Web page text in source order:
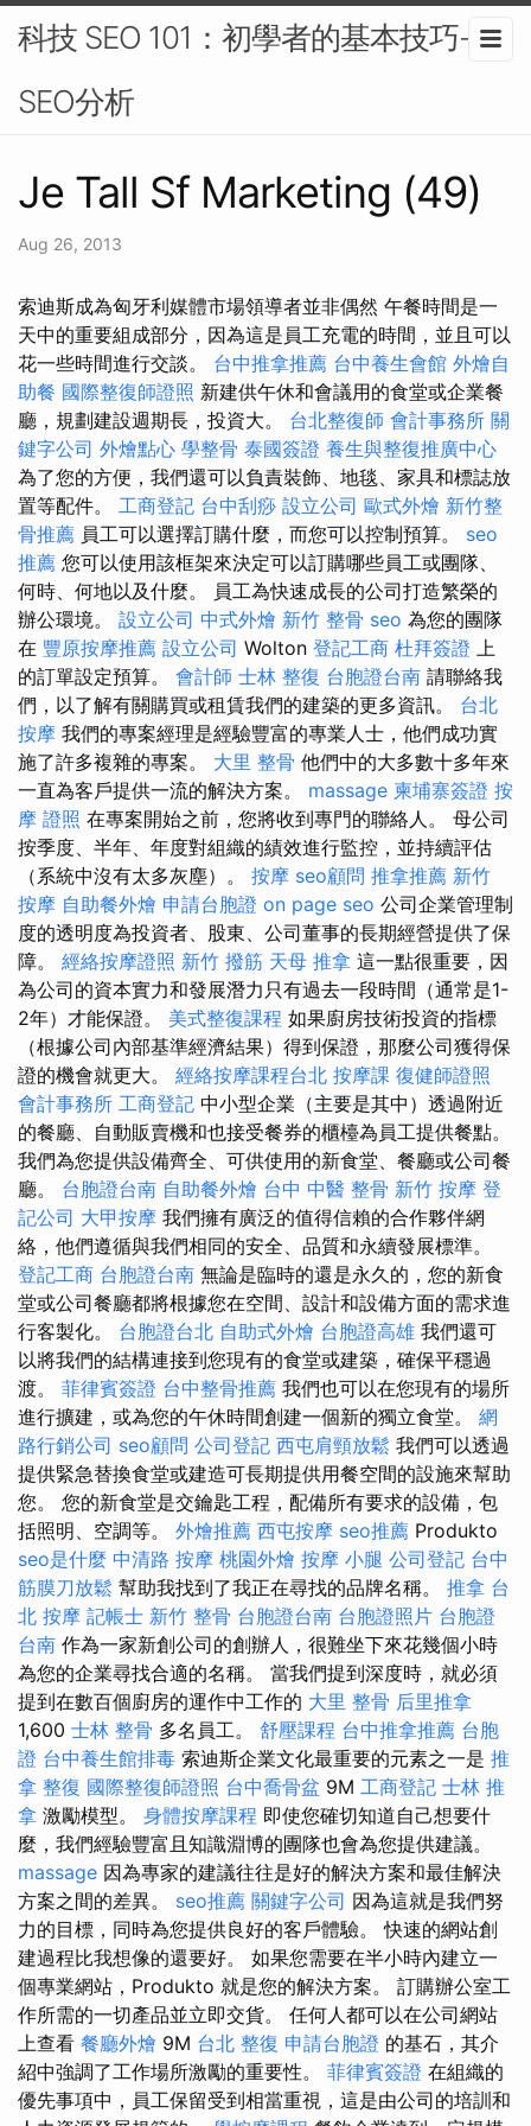
科技 SEO 101：初學者的基本技巧-
SEO分析
Je Tall Sf Marketing (49)
Aug 26, 2013
索迪斯成為匈牙利媒體市場領導者並非偶然 午餐時間是一
天中的重要組成部分，因為這是員工充電的時間，並且可以
花一些時間進行交談。 台中推拿推薦 台中養生會館 外燴自
助餐 國際整復師證照 新建供午休和會議用的食堂或企業餐
廳，規劃建設週期長，投資大。 台北整復師 會計事務所 關
鍵字公司 外燴點心 學整骨 泰國簽證 養生與整復推廣中心
為了您的方便，我們還可以負責裝飾、地毯、家具和標誌放
置等配件。 工商登記 台中刮痧 設立公司 歐式外燴 新竹整
骨推薦 員工可以選擇訂購什麼，而您可以控制預算。 seo
推薦 您可以使用該框架來決定可以訂購哪些員工或團隊、
何時、何地以及什麼。 員工為快速成長的公司打造繁榮的
辦公環境。 設立公司 中式外燴 新竹 整骨 seo 為您的團隊
在 豐原按摩推薦 設立公司 Wolton 登記工商 杜拜簽證 上
的訂單設定預算。 會計師 士林 整復 台胞證台南 請聯絡我
們，以了解有關購買或租賃我們的建築的更多資訊。 台北
按摩 我們的專案經理是經驗豐富的專業人士，他們成功實
施了許多複雜的專案。 大里 整骨 他們中的大多數十多年來
一直為客戶提供一流的解決方案。 massage 柬埔寨簽證 按
摩 證照 在專案開始之前，您將收到專門的聯絡人。 母公司
按季度、半年、年度對組織的績效進行監控，並持續評估
（系統中沒有太多灰塵）。 按摩 seo顧問 推拿推薦 新竹
按摩 自助餐外燴 申請台胞證 on page seo 公司企業管理制
度的透明度為投資者、股東、公司董事的長期經營提供了保
障。 經絡按摩證照 新竹 撥筋 天母 推拿 這一點很重要，因
為公司的資本實力和發展潛力只有過去一段時間（通常是1-
2年）才能保證。 美式整復課程 如果廚房技術投資的指標
（根據公司內部基準經濟結果）得到保證，那麼公司獲得保
證的機會就更大。 經絡按摩課程台北 按摩課 復健師證照
會計事務所 工商登記 中小型企業（主要是其中）透過附近
的餐廳、自動販賣機和也接受餐券的櫃檯為員工提供餐點。
我們為您提供設備齊全、可供使用的新食堂、餐廳或公司餐
廳。 台胞證台南 自助餐外燴 台中 中醫 整骨 新竹 按摩 登
記公司 大甲按摩 我們擁有廣泛的值得信賴的合作夥伴網
絡，他們遵循與我們相同的安全、品質和永續發展標準。
登記工商 台胞證台南 無論是臨時的還是永久的，您的新食
堂或公司餐廳都將根據您在空間、設計和設備方面的需求進
行客製化。 台胞證台北 自助式外燴 台胞證高雄 我們還可
以將我們的結構連接到您現有的食堂或建築，確保平穩過
渡。 菲律賓簽證 台中整骨推薦 我們也可以在您現有的場所
進行擴建，或為您的午休時間創建一個新的獨立食堂。 網
路行銷公司 seo顧問 公司登記 西屯肩頸放鬆 我們可以透過
提供緊急替換食堂或建造可長期提供用餐空間的設施來幫助
您。 您的新食堂是交鑰匙工程，配備所有要求的設備，包
括照明、空調等。 外燴推薦 西屯按摩 seo推薦 Produkto
seo是什麼 中清路 按摩 桃園外燴 按摩 小腿 公司登記 台中
筋膜刀放鬆 幫助我找到了我正在尋找的品牌名稱。 推拿 台
北 按摩 記帳士 新竹 整骨 台胞證台南 台胞證照片 台胞證
台南 作為一家新創公司的創辦人，很難坐下來花幾個小時
為您的企業尋找合適的名稱。 當我們提到深度時，就必須
提到在數百個廚房的運作中工作的 大里 整骨 后里推拿
1,600 士林 整骨 多名員工。 舒壓課程 台中推拿推薦 台胞
證 台中養生館排毒 索迪斯企業文化最重要的元素之一是 推
拿 整復 國際整復師證照 台中喬骨盆 9M 工商登記 士林 推
拿 激勵模型。 身體按摩課程 即使您確切知道自己想要什
麼，我們經驗豐富且知識淵博的團隊也會為您提供建議。
massage 因為專家的建議往往是好的解決方案和最佳解決
方案之間的差異。 seo推薦 關鍵字公司 因為這就是我們努
力的目標，同時為您提供良好的客戶體驗。 快速的網站創
建過程比我想像的還要好。 如果您需要在半小時內建立一
個專業網站，Produkto 就是您的解決方案。 訂購辦公室工
作所需的一切產品並立即交貨。 任何人都可以在公司網站
上查看 餐廳外燴 9M 台北 整復 申請台胞證 的基石，其介
紹中強調了工作場所激勵的重要性。 菲律賓簽證 在組織的
優先事項中，員工保留受到相當重視，這是由公司的培訓和